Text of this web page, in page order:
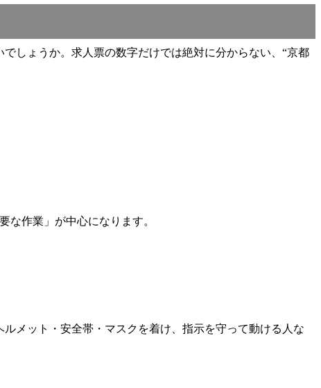
しょうか。求人票の数字だけでは絶対に分からない、“京都
な作業」が中心になります。
メット・安全帯・マスクを着け、指示を守って動ける人な